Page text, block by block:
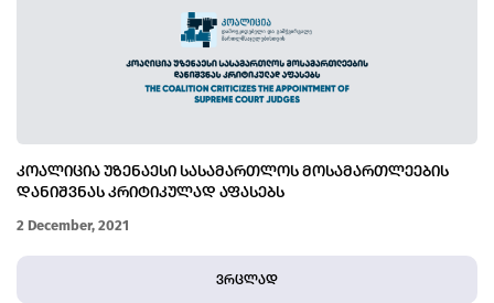
ᲙᲝᲐᲚᲘᲪᲘᲐ ᲣᲖᲔᲜᲐᲔᲡᲘ ᲡᲐᲡᲐᲛᲐᲠᲗᲚᲝᲡ ᲛᲝᲡᲐᲛᲐᲠᲗᲚᲔᲔᲑᲘᲡ
ᲓᲐᲜᲘᲨᲕᲜᲐᲡ ᲙᲠᲘᲢᲘᲙᲣᲚᲐᲓ ᲐᲤᲐᲡᲔᲑᲡ
2 December, 2021
ვრცლად